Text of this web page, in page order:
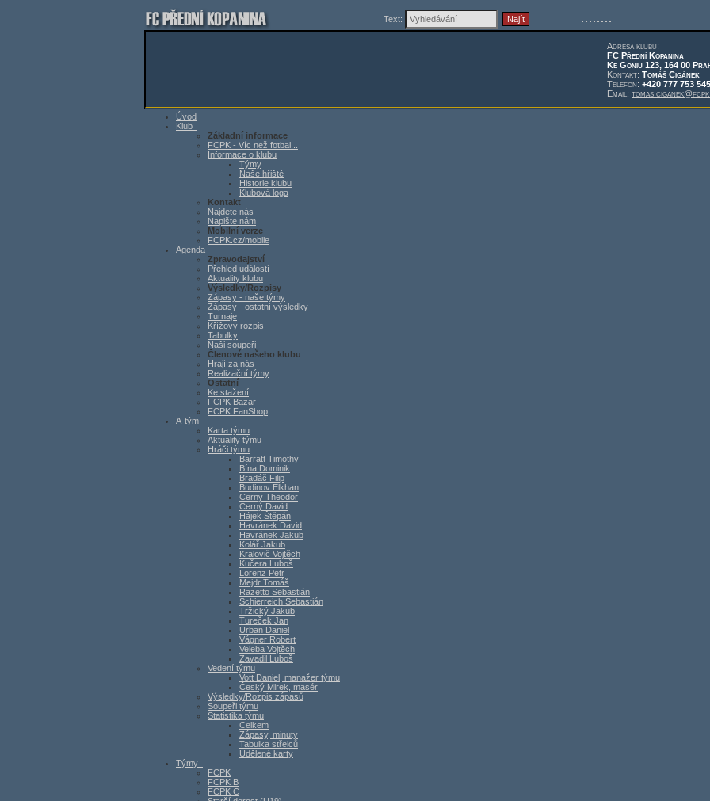
Text:
Adresa klubu:
FC Přední Kopanina
Ke Goniu 123, 164 00
Kontakt: Tomáš Cigánek
Telefon: +420 777 753 545
Email:
Úvod
Klub
Základní informace
FCPK - Víc než fotbal...
Informace o klubu
Týmy
Naše hřiště
Historie klubu
Klubová loga
Kontakt
Najdete nás
Napište nám
Mobilní verze
FCPK.cz/mobile
Agenda
Zpravodajství
Přehled událostí
Aktuality klubu
Výsledky/Rozpisy
Zápasy - naše týmy
Zápasy - ostatní výsledky
Turnaje
Křížový rozpis
Tabulky
Naši soupeři
Členové našeho klubu
Hrají za nás
Realizační týmy
Ostatní
Ke stažení
FCPK Bazar
FCPK FanShop
A-tým
Karta týmu
Aktuality týmu
Hráči týmu
Barratt Timothy
Bína Dominik
Bradáč Filip
Budinov Elkhan
Cerny Theodor
Černý David
Hájek Štěpán
Havránek David
Havránek Jakub
Kolář Jakub
Kralovič Vojtěch
Kučera Luboš
Lorenz Petr
Mejdr Tomáš
Razetto Sebastián
Schierreich Sebastián
Tržický Jakub
Tureček Jan
Urban Daniel
Vágner Robert
Veleba Vojtěch
Zavadil Luboš
Vedení týmu
Vott Daniel, manažer týmu
Český Mirek, masér
Výsledky/Rozpis zápasů
Soupeři týmu
Statistika týmu
Celkem
Zápasy, minuty
Tabulka střelců
Udělené karty
Týmy
FCPK
FCPK B
FCPK C